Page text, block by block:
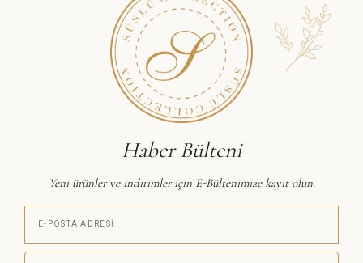
Haber Bülteni
Yeni ürünler ve indirimler için E-Bültenimize kayıt olun.